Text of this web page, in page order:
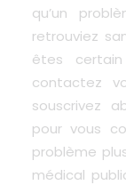
qu’un
retrouviez
êtes
contactez
souscrivez
pour vous
problème
médical